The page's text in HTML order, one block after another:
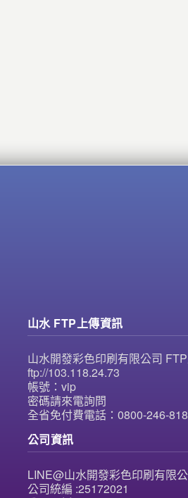
山水 FTP上傳資訊
山水開發彩色印刷有限公司
ftp://103.118.24.73
帳號：vip
密碼請來電詢問
全省免付費電話：0800-246-818
公司資訊
LINE@山水開發彩色印刷有限
公司統編 :25172021